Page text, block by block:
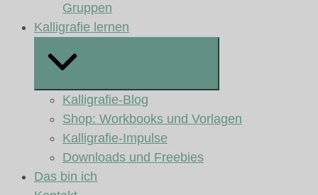
Gruppen
Kalligrafie lernen
Kalligrafie-Blog
Shop: Workbooks und Vorlagen
Kalligrafie-Impulse
Downloads und Freebies
Das bin ich